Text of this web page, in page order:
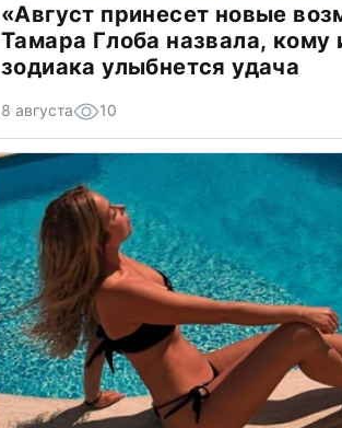
«Август принесет новые
Тамара Глоба назвала, кому
зодиака улыбнется удача
8 августа 10